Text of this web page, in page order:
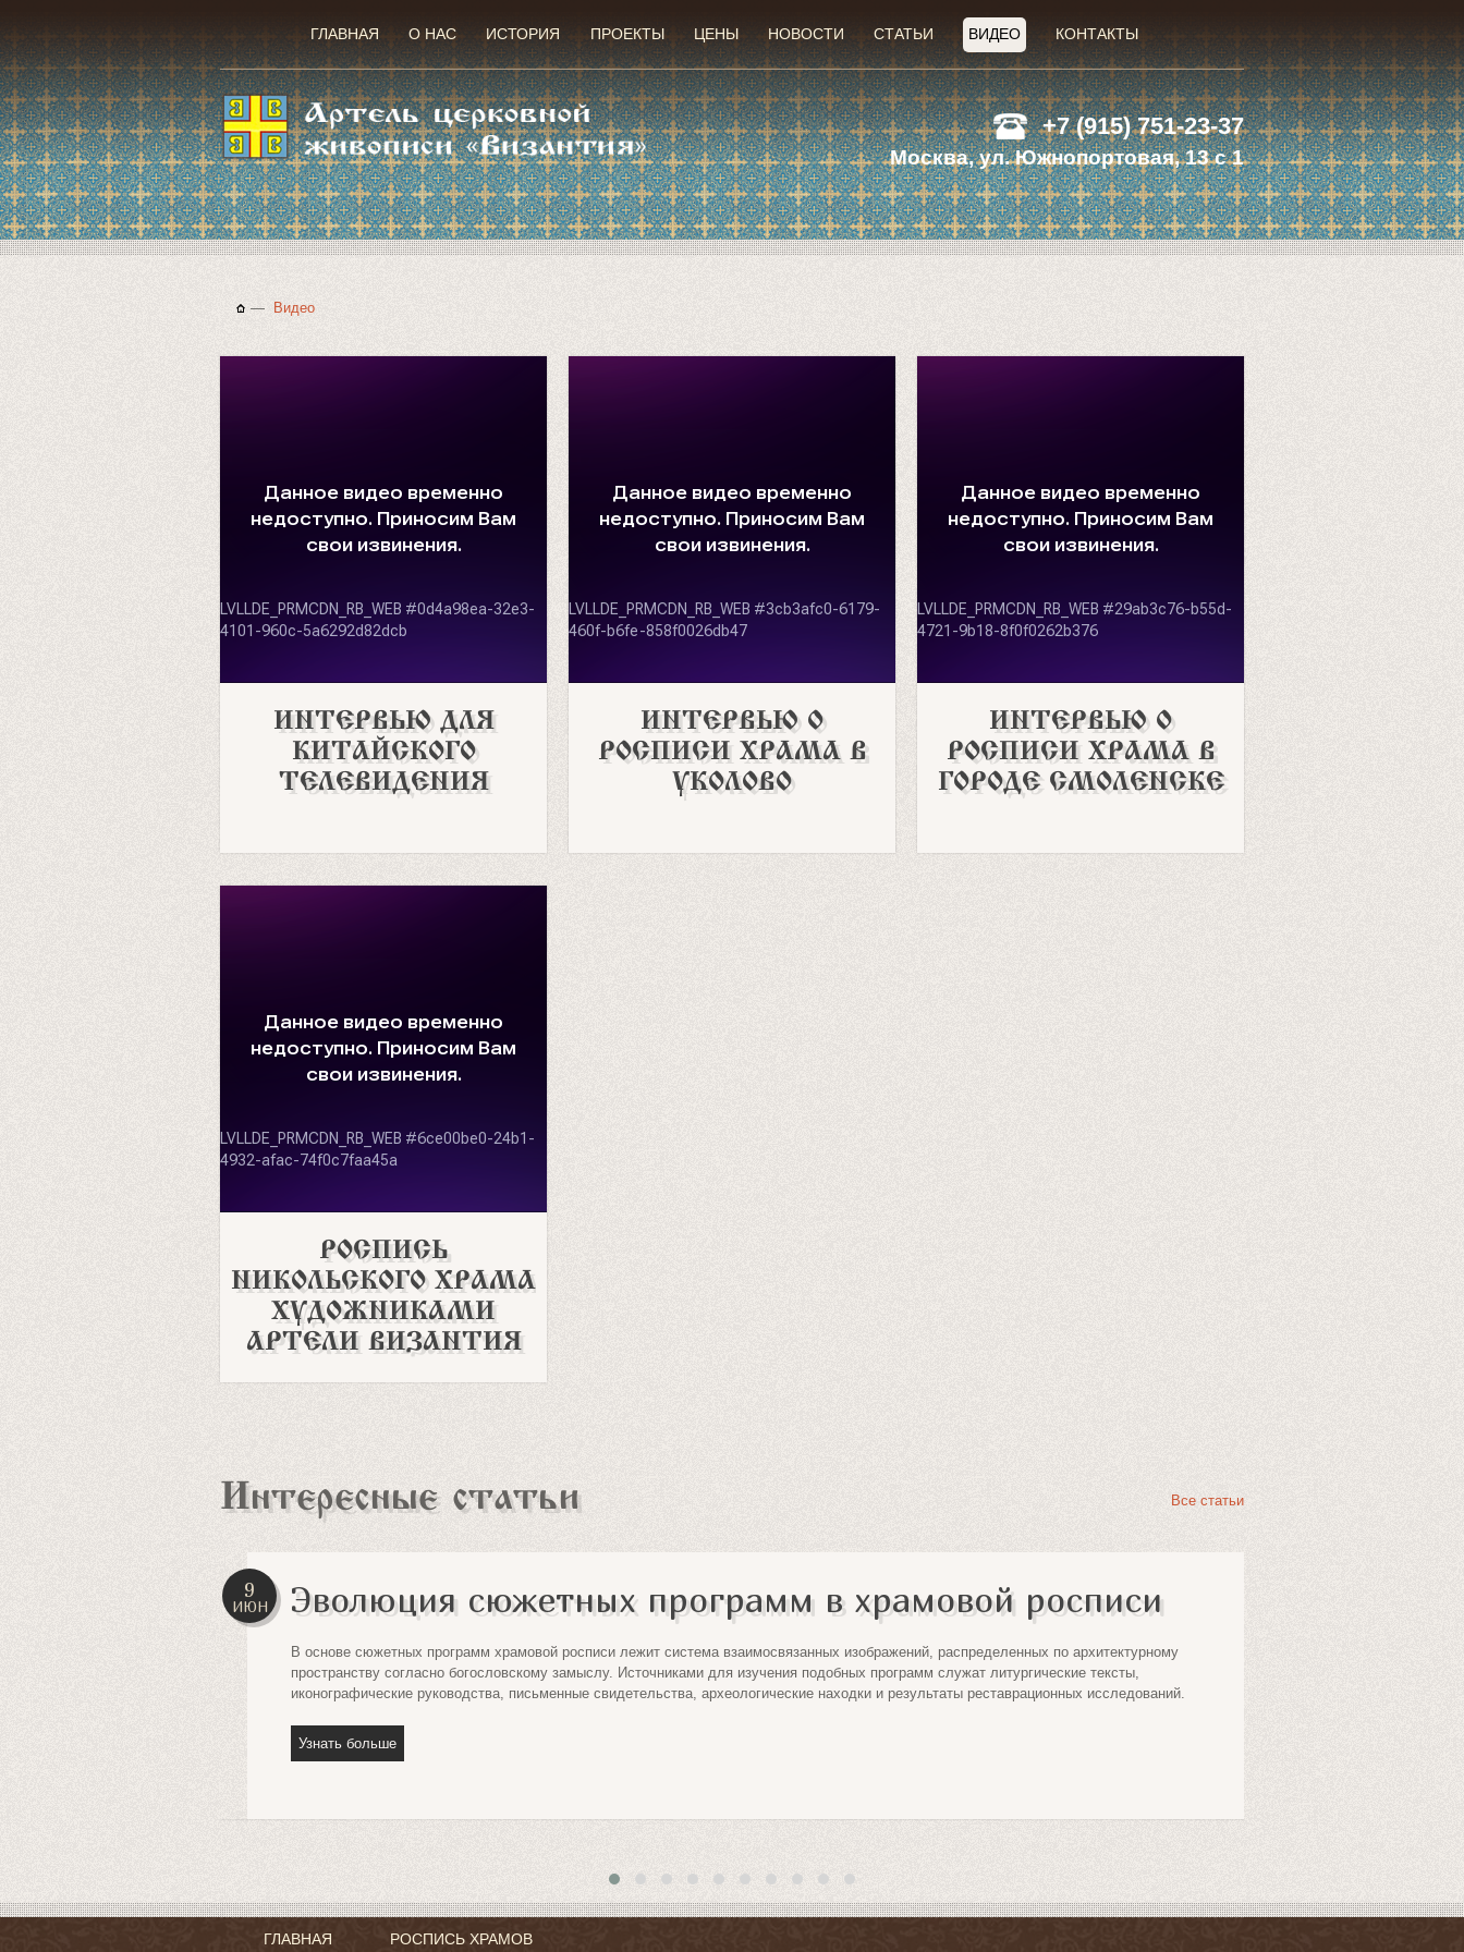
ГЛАВНАЯ О НАС ИСТОРИЯ ПРОЕКТЫ ЦЕНЫ НОВОСТИ СТАТЬИ ВИДЕО КОНТАКТЫ
+7 (915) 751-23-37
Москва, ул. Южнопортовая, 13 с 1
— Видео
ИНТЕРВЬЮ ДЛЯ
КИТАЙСКОГО
ТЕЛЕВИДЕНИЯ
ИНТЕРВЬЮ О
РОСПИСИ ХРАМА В
УКОЛОВО
ИНТЕРВЬЮ О
РОСПИСИ ХРАМА В
ГОРОДЕ СМОЛЕНСКЕ
РОСПИСЬ
НИКОЛЬСКОГО ХРАМА
ХУДОЖНИКАМИ
АРТЕЛИ ВИЗАНТИЯ
Интересные статьи Все статьи
9
ИЮН Эволюция сюжетных программ в храмовой росписи
В основе сюжетных программ храмовой росписи лежит система взаимосвязанных изображений, распределенных по архитектурному
пространству согласно богословскому замыслу. Источниками для изучения подобных программ служат литургические тексты,
иконографические руководства, письменные свидетельства, археологические находки и результаты реставрационных исследований.
Узнать больше
ГЛАВНАЯ РОСПИСЬ ХРАМОВ